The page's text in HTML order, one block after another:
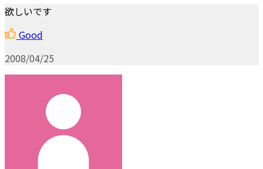
欲しいです
Good
2008/04/25